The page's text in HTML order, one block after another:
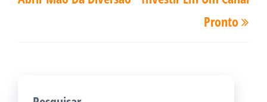
Pronto